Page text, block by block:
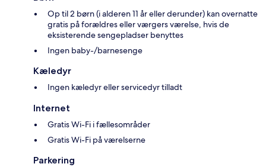
Op til 2 børn (i alderen 11 år eller derunder) kan overnatte
gratis på forældres eller værgers værelse, hvis de
eksisterende sengepladser benyttes
Ingen baby-/barnesenge
Kæledyr
Ingen kæledyr eller servicedyr tilladt
Internet
Gratis Wi-Fi i fællesområder
Gratis Wi-Fi på værelserne
Parkering